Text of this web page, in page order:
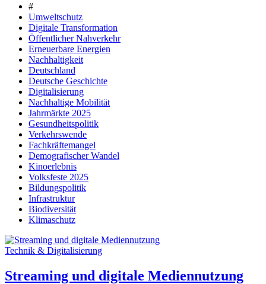
#
Umweltschutz
Digitale Transformation
Öffentlicher Nahverkehr
Erneuerbare Energien
Nachhaltigkeit
Deutschland
Deutsche Geschichte
Digitalisierung
Nachhaltige Mobilität
Jahrmärkte 2025
Gesundheitspolitik
Verkehrswende
Fachkräftemangel
Demografischer Wandel
Kinoerlebnis
Volksfeste 2025
Bildungspolitik
Infrastruktur
Biodiversität
Klimaschutz
Technik & Digitalisierung
Streaming und digitale Mediennutzung